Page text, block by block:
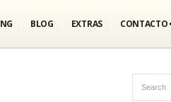
BLOG EXTRAS CONTACTO